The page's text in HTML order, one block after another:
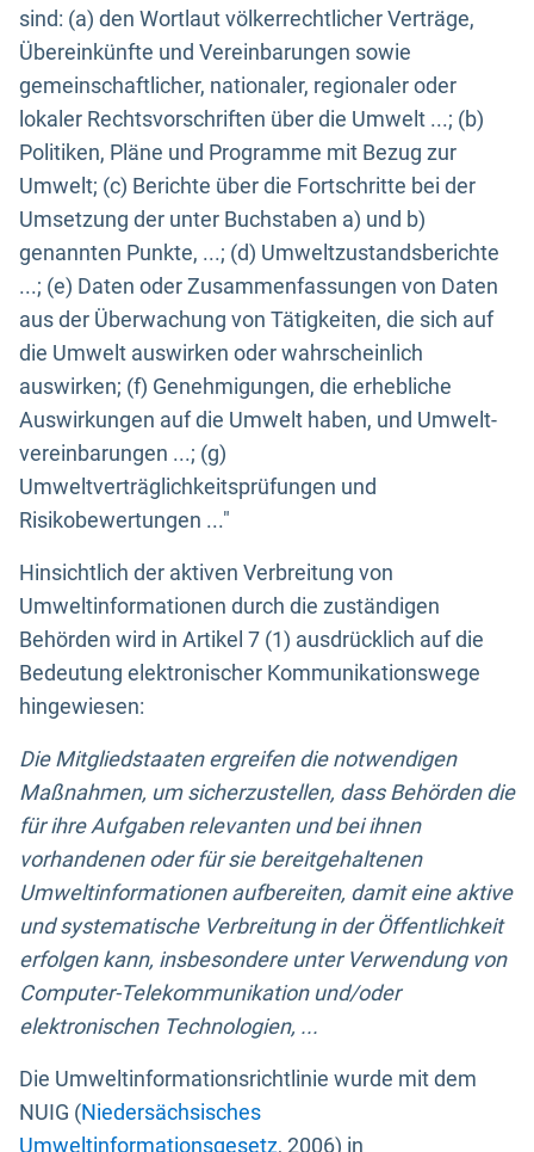
sind: (a) den Wortlaut völkerrechtlicher Verträge,
Übereinkünfte und Vereinbarungen sowie
gemeinschaftlicher, nationaler, regionaler oder
lokaler Rechtsvorschriften über die Umwelt ...; (b)
Politiken, Pläne und Programme mit Bezug zur
Umwelt; (c) Berichte über die Fortschritte bei der
Umsetzung der unter Buchstaben a) und b)
genannten Punkte, ...; (d) Umweltzustandsberichte
...; (e) Daten oder Zusammenfassungen von Daten
aus der Überwachung von Tätigkeiten, die sich auf
die Umwelt auswirken oder wahrscheinlich
auswirken; (f) Genehmigungen, die erhebliche
Auswirkungen auf die Umwelt haben, und Umwelt-
vereinbarungen ...; (g)
Umweltverträglichkeitsprüfungen und
Risikobewertungen ..."
Hinsichtlich der aktiven Verbreitung von
Umweltinformationen durch die zuständigen
Behörden wird in Artikel 7 (1) ausdrücklich auf die
Bedeutung elektronischer Kommunikationswege
hingewiesen:
Die Mitgliedstaaten ergreifen die notwendigen
Maßnahmen, um sicherzustellen, dass Behörden die
für ihre Aufgaben relevanten und bei ihnen
vorhandenen oder für sie bereitgehaltenen
Umweltinformationen aufbereiten, damit eine aktive
und systematische Verbreitung in der Öffentlichkeit
erfolgen kann, insbesondere unter Verwendung von
Computer-Telekommunikation und/oder
elektronischen Technologien, ...
Die Umweltinformationsrichtlinie wurde mit dem
NUIG (Niedersächsisches
Umweltinformationsgesetz, 2006) in